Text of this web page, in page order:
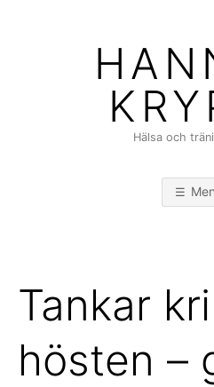
Hälsa och
Tankar
hösten –